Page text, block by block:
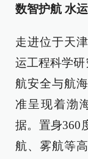
数智护航 水
走进位于天
运工程科学研
航安全与航
准呈现着渤
据。置身360
航、雾航等